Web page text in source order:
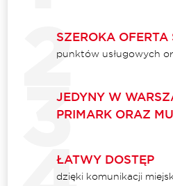
SZEROKA OFERTA
punktów usługowych
JEDYNY W
PRIMARK ORAZ
ŁATWY DOSTĘP
dzięki komunikacji